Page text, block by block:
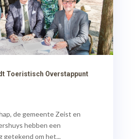
Toeristisch Overstappunt
de gemeente Zeist en
hebben een
getekend om het...